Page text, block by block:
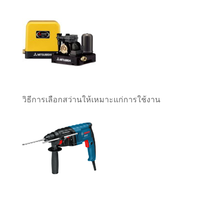
วิธีการเลือกสว่านให้เหมาะแก่การใช้งาน